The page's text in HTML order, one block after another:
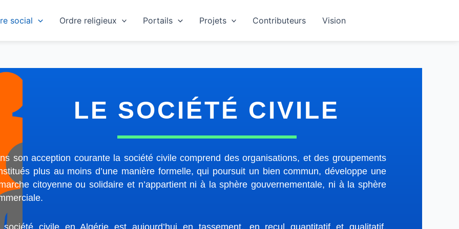
social Ordre religieux Portails Projets Contributeurs Vision
LE SOCIÉTÉ CIVILE
son acception courante la société civile comprend des organisations, et des groupements
plus au moins d’une manière formelle, qui poursuit un bien commun, développe une
citoyenne ou solidaire et n’appartient ni à la sphère gouvernementale, ni à la sphère
société civile en Algérie est aujourd’hui en tassement, en recul quantitatif et qualitatif.